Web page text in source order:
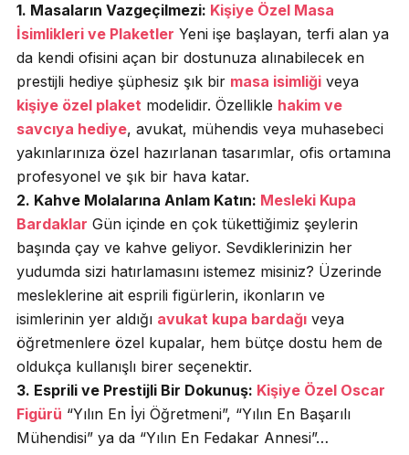
1. Masaların Vazgeçilmezi: Kişiye Özel Masa
İsimlikleri ve Plaketler Yeni işe başlayan, terfi alan ya
da kendi ofisini açan bir dostunuza alınabilecek en
prestijli hediye şüphesiz şık bir masa isimliği veya
kişiye özel plaket modelidir. Özellikle hakim ve
savcıya hediye, avukat, mühendis veya muhasebeci
yakınlarınıza özel hazırlanan tasarımlar, ofis ortamına
profesyonel ve şık bir hava katar.
2. Kahve Molalarına Anlam Katın: Mesleki Kupa
Bardaklar Gün içinde en çok tükettiğimiz şeylerin
başında çay ve kahve geliyor. Sevdiklerinizin her
yudumda sizi hatırlamasını istemez misiniz? Üzerinde
mesleklerine ait esprili figürlerin, ikonların ve
isimlerinin yer aldığı avukat kupa bardağıveya
öğretmenlere özel kupalar, hem bütçe dostu hem de
oldukça kullanışlı birer seçenektir.
3. Esprili ve Prestijli Bir Dokunuş: Kişiye Özel Oscar
Figürü “Yılın En İyi Öğretmeni”, “Yılın En Başarılı
Mühendisi” ya da “Yılın En Fedakar Annesi”…